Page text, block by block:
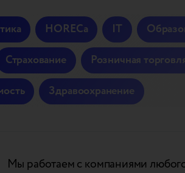
HORECa IT
Страхование Розничная
Здравоохранение
Мы работаем с компаниями